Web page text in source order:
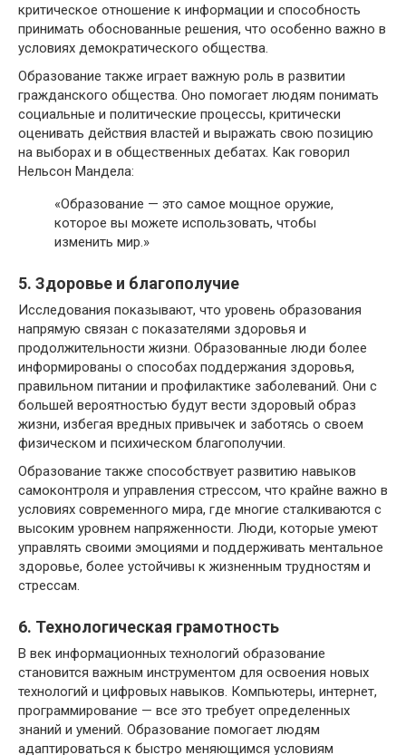
критическое отношение к информации и способность
принимать обоснованные решения, что особенно важно в
условиях демократического общества.
Образование также играет важную роль в развитии
гражданского общества. Оно помогает людям понимать
социальные и политические процессы, критически
оценивать действия властей и выражать свою позицию
на выборах и в общественных дебатах. Как говорил
Нельсон Мандела:
«Образование — это самое мощное оружие,
которое вы можете использовать, чтобы
изменить мир.»
5. Здоровье и благополучие
Исследования показывают, что уровень образования
напрямую связан с показателями здоровья и
продолжительности жизни. Образованные люди более
информированы о способах поддержания здоровья,
правильном питании и профилактике заболеваний. Они с
большей вероятностью будут вести здоровый образ
жизни, избегая вредных привычек и заботясь о своем
физическом и психическом благополучии.
Образование также способствует развитию навыков
самоконтроля и управления стрессом, что крайне важно в
условиях современного мира, где многие сталкиваются с
высоким уровнем напряженности. Люди, которые умеют
управлять своими эмоциями и поддерживать ментальное
здоровье, более устойчивы к жизненным трудностям и
стрессам.
6. Технологическая грамотность
В век информационных технологий образование
становится важным инструментом для освоения новых
технологий и цифровых навыков. Компьютеры, интернет,
программирование — все это требует определенных
знаний и умений. Образование помогает людям
адаптироваться к быстро меняющимся условиям